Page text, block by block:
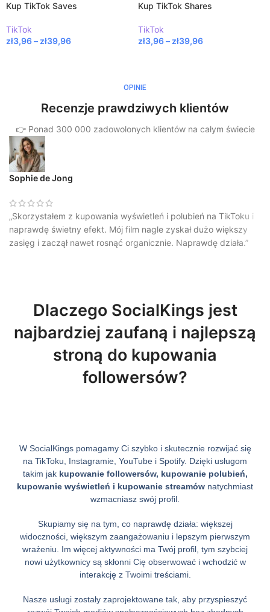
Kup TikTok Saves
TikTok
zł3,96– zł39,96
Kup TikTok Shares
TikTok
zł3,96– zł39,96
OPINIE
Recenzje prawdziwych klientów
👉 Ponad 300 000 zadowolonych klientów na całym świecie
Sophie de Jong
„Skorzystałem z kupowania wyświetleń i polubień na TikToku i
naprawdę świetny efekt. Mój film nagle zyskał dużo większy
zasięg i zaczął nawet rosnąć organicznie. Naprawdę działa.”
Dlaczego SocialKings jest
najbardziej zaufaną i najlepszą
stroną do kupowania
followersów?
W SocialKings pomagamy Ci szybko i skutecznie rozwijać się
na TikToku, Instagramie, YouTube i Spotify. Dzięki usługom
takim jak kupowanie followersów, kupowanie polubień,
kupowanie wyświetleń i kupowanie streamów natychmiast
wzmacniasz swój profil.
Skupiamy się na tym, co naprawdę działa: większej
widoczności, większym zaangażowaniu i lepszym pierwszym
wrażeniu. Im więcej aktywności ma Twój profil, tym szybciej
nowi użytkownicy są skłonni Cię obserwować i wchodzić w
interakcję z Twoimi treściami.
Nasze usługi zostały zaprojektowane tak, aby przyspieszyć